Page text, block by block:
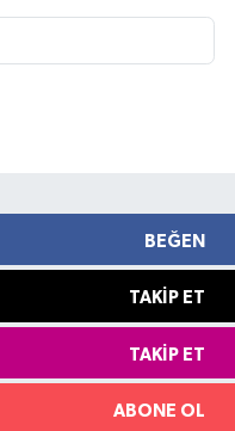
BEĞEN
TAKIP ET
TAKIP ET
ABONE OL